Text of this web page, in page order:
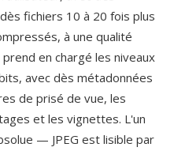
fichiers 10 à 20 fois plus
à une qualité
en chargé les niveaux
avec dès métadonnées
de prisé de vue, les
et les vignettes. L'un
— JPEG est lisible par